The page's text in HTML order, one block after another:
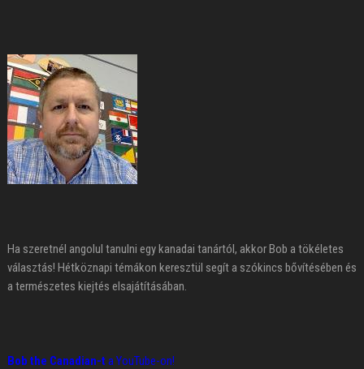
Ha szeretnél angolul tanulni egy kanadai tanártól, akkor Bob a tökéletes
választás! Hétköznapi témákon keresztül segít a szókincs bővítésében és
a természetes kiejtés elsajátításában.
Bob the Canadian-t a YouTube-on!